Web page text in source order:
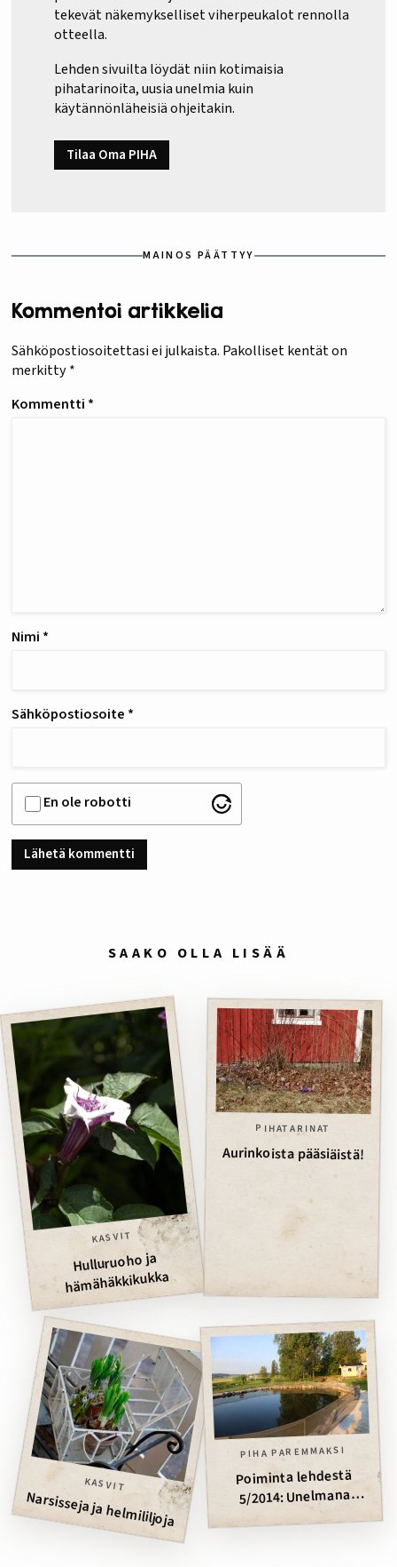
tekevät näkemykselliset viherpeukalot rennolla
otteella.
Lehden sivuilta löydät niin kotimaisia
pihatarinoita, uusia unelmia kuin
käytännönläheisiä ohjeitakin.
Tilaa Oma PIHA
MAINOS PÄÄTTYY
Kommentoi artikkelia
Sähköpostiosoitettasi ei julkaista. Pakolliset kentät on
merkitty*
Kommentti *
Nimi *
Sähköpostiosoite *
En ole robotti
SAAKO OLLA LISÄÄ
KASVIT
Hulluruoho ja
hämähäkkikukka
PIHATARINAT
Aurinkoista pääsiäistä!
KASVIT
Narsisseja ja helmililjoja
PIHA PAREMMAKSI
Poiminta lehdestä
5/2014: Unelmana
kirkasvetinen lampi